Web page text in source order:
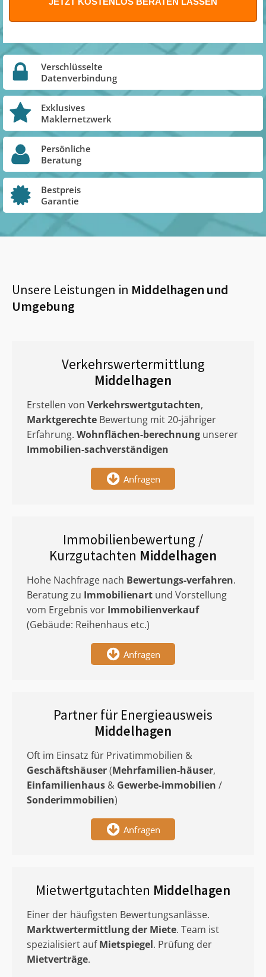
Verschlüsselte
Datenverbindung
Exklusives
Maklernetzwerk
Persönliche
Beratung
Bestpreis
Garantie
Unsere Leistungen in Middelhagen und
Umgebung
Verkehrswertermittlung
Middelhagen
Erstellen von Verkehrswertgutachten,
Marktgerechte Bewertung mit 20-jähriger
Erfahrung. Wohnflächen-berechnung unserer
Immobilien-sachverständigen
Anfragen
Immobilienbewertung /
Kurzgutachten Middelhagen
Hohe Nachfrage nach Bewertungs-verfahren.
Beratung zu Immobilienart und Vorstellung
vom Ergebnis vor Immobilienverkauf
(Gebäude: Reihenhaus etc.)
Anfragen
Partner für Energieausweis
Middelhagen
Oft im Einsatz für Privatimmobilien &
Geschäftshäuser(Mehrfamilien-häuser,
Einfamilienhaus & Gewerbe-immobilien /
Sonderimmobilien)
Anfragen
Mietwertgutachten Middelhagen
Einer der häufigsten Bewertungsanlässe.
Marktwertermittlungder Miete. Team ist
spezialisiert aufMietspiegel. Prüfung der
Mietverträge.